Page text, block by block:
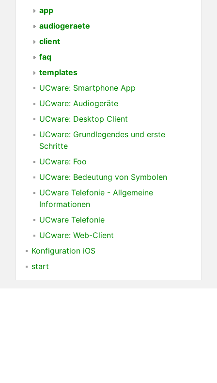
app
audiogeraete
client
faq
templates
UCware: Smartphone App
UCware: Audiogeräte
UCware: Desktop Client
UCware: Grundlegendes und erste
Schritte
UCware: Foo
UCware: Bedeutung von Symbolen
UCware Telefonie - Allgemeine
Informationen
UCware Telefonie
UCware: Web-Client
Konfiguration iOS
start